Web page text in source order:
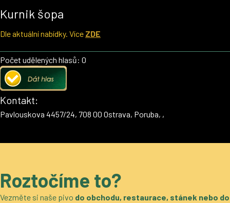
Kurnik šopa
Dle aktuální nabídky. Více ZDE
Počet udělených hlasů: 0
Kontakt:
Pavlouskova 4457/24, 708 00 Ostrava, Poruba, ,
Roztočíme to?
Vezměte si naše pivo do obchodu, restaurace, stánek nebo do